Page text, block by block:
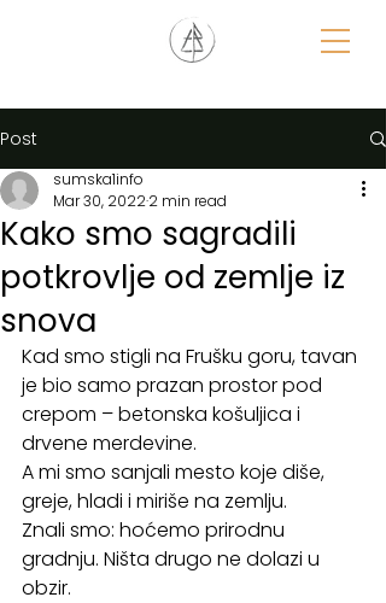
Post
Kako smo sagradili
potkrovlje od zemlje iz
snova
sumska1info
Mar 30, 20222 min read
Kad smo stigli na Frušku goru, tavan
je bio samo prazan prostor pod
crepom – betonska košuljica i
drvene merdevine.
A mi smo sanjali mesto koje diše,
greje, hladi i miriše na zemlju.
Znali smo: hoćemo prirodnu
gradnju. Ništa drugo ne dolazi u
obzir.